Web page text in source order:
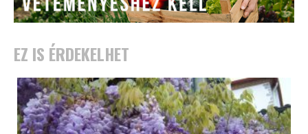
EZ IS ÉRDEKELHET